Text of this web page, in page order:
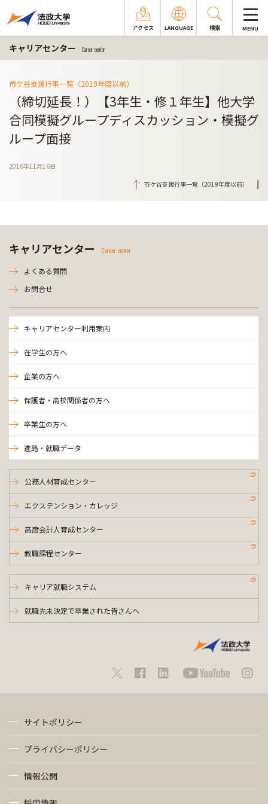
アクセス LANGUAGE 検索 MENU
キャリアセンター Career center
市ケ谷支援行事一覧（2019年度以前）
（締切延長！）【3年生・修１年生】他大学
合同模擬グループディスカッション・模擬グ
ループ面接
2016年11月16日
市ケ谷支援行事一覧（2019年度以前）
キャリアセンター Career center
よくある質問
お問合せ
キャリアセンター利用案内
在学生の方へ
企業の方へ
保護者・高校関係者の方へ
卒業生の方へ
進路・就職データ
公務人材育成センター
エクステンション・カレッジ
高度会計人育成センター
教職課程センター
キャリア就職システム
就職先未決定で卒業された皆さんへ
サイトポリシー
プライバシーポリシー
情報公開